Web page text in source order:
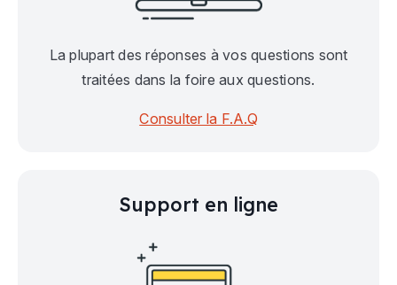
La plupart des réponses à vos questions sont
traitées dans la foire aux questions.
Consulter la F.A.Q
Support en ligne